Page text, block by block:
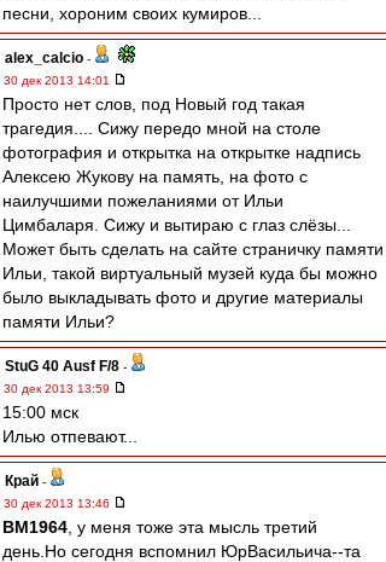
песни, хороним своих кумиров...
alex_calcio -
30 дек 2013 14:01
Просто нет слов, под Новый год такая
трагедия.... Сижу передо мной на столе
фотография и открытка на открытке надпись
Алексею Жукову на память, на фото с
наилучшими пожеланиями от Ильи
Цимбаларя. Сижу и вытираю с глаз слёзы...
Может быть сделать на сайте страничку памяти
Ильи, такой виртуальный музей куда бы можно
было выкладывать фото и другие материалы
памяти Ильи?
StuG 40 Ausf F/8 -
30 дек 2013 13:59
15:00 мск
Илью отпевают...
Край -
30 дек 2013 13:46
BM1964 , у меня тоже эта мысль третий
день.Но сегодня вспомнил ЮрВасильича--та